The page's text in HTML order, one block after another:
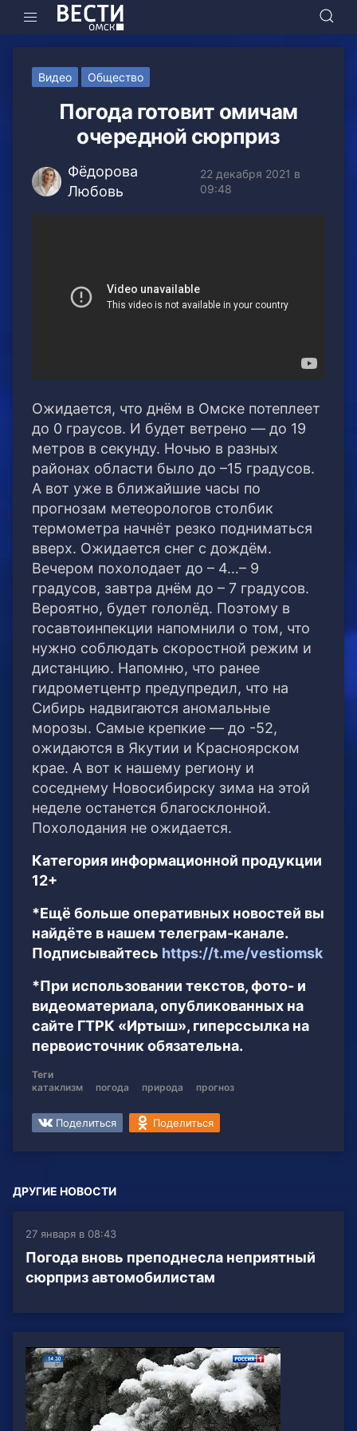
Видео Общество
Погода готовит омичам
очередной сюрприз
Фёдорова
Любовь
22 декабря 2021 в
09:48
Ожидается, что днём в Омске потеплеет
до 0 граусов. И будет ветрено — до 19
метров в секунду. Ночью в разных
районах области было до –15 градусов.
А вот уже в ближайшие часы по
прогнозам метеорологов столбик
термометра начнёт резко подниматься
вверх. Ожидается снег с дождём.
Вечером похолодает до – 4…– 9
градусов, завтра днём до – 7 градусов.
Вероятно, будет гололёд. Поэтому в
госавтоинпекции напомнили о том, что
нужно соблюдать скоростной режим и
дистанцию. Напомню, что ранее
гидрометцентр предупредил, что на
Сибирь надвигаются аномальные
морозы. Самые крепкие — до -52,
ожидаются в Якутии и Красноярском
крае. А вот к нашему региону и
соседнему Новосибирску зима на этой
неделе останется благосклонной.
Похолодания не ожидается.
Категория информационной продукции
12+
*Ещё больше оперативных новостей вы
найдёте в нашем телеграм-канале.
Подписывайтесь https://t.me/vestiomsk
*При использовании текстов, фото- и
видеоматериала, опубликованных на
сайте ГТРК «Иртыш», гиперссылка на
первоисточник обязательна.
Теги
катаклизм
погода природа прогноз
Поделиться Поделиться
ДРУГИЕ НОВОСТИ
27 января в 08:43
Погода вновь преподнесла неприятный
сюрприз автомобилистам